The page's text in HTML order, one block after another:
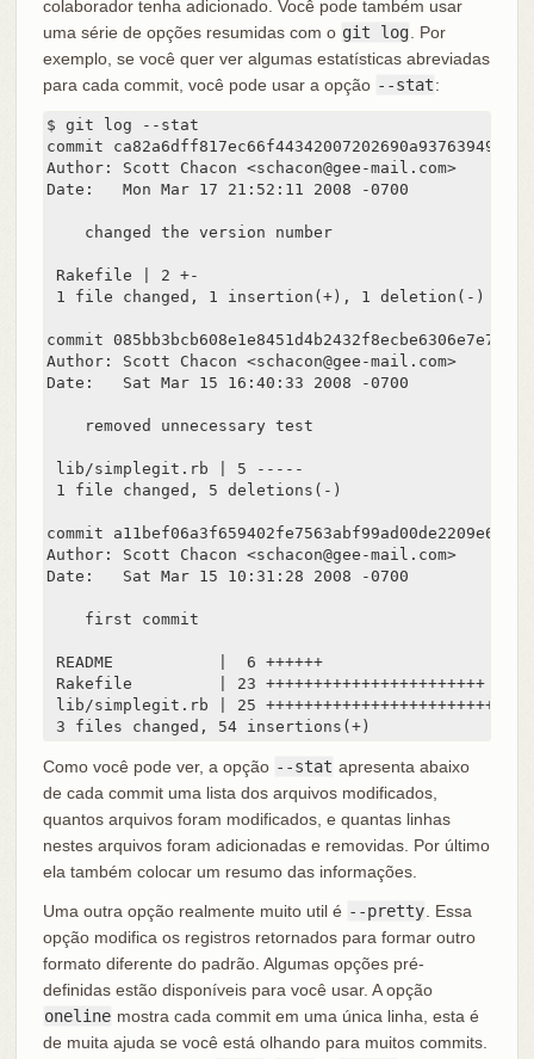
colaborador tenha adicionado. Você pode também usar
uma série de opções resumidas com o git log . Por
exemplo, se você quer ver algumas estatísticas abreviadas
para cada commit, você pode usar a opção --stat:
$ git log --stat
commit ca82a6dff817ec66f44342007202690a93763949
Author: Scott Chacon <schacon@gee-mail.com>
Date:   Mon Mar 17 21:52:11 2008 -0700
    changed the version number
Rakefile | 2 +-
1 file changed, 1 insertion(+), 1 deletion(-)
commit 085bb3bcb608e1e8451d4b2432f8ecbe6306e7e7
Author: Scott Chacon <schacon@gee-mail.com>
Date:   Sat Mar 15 16:40:33 2008 -0700
    removed unnecessary test
lib/simplegit.rb | 5 -----
1 file changed, 5 deletions(-)
commit a11bef06a3f659402fe7563abf99ad00de2209e6
Author: Scott Chacon <schacon@gee-mail.com>
Date:   Sat Mar 15 10:31:28 2008 -0700
    first commit
README           |  6 ++++++
Rakefile         | 23 +++++++++++++++++++++++
lib/simplegit.rb | 25 +++++++++++++++++++++++++
3 files changed, 54 insertions(+)
Como você pode ver, a opção --stat apresenta abaixo
de cada commit uma lista dos arquivos modificados,
quantos arquivos foram modificados, e quantas linhas
nestes arquivos foram adicionadas e removidas. Por último
ela também colocar um resumo das informações.
Uma outra opção realmente muito util é --pretty . Essa
opção modifica os registros retornados para formar outro
formato diferente do padrão. Algumas opções pré-
definidas estão disponíveis para você usar. A opção
oneline mostra cada commit em uma única linha, esta é
de muita ajuda se você está olhando para muitos commits.